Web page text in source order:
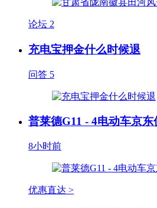
论坛 2
充电宝押金什么时候退
问答 5
普莱德G11 - 4电动车京
8小时前
优惠直达 >